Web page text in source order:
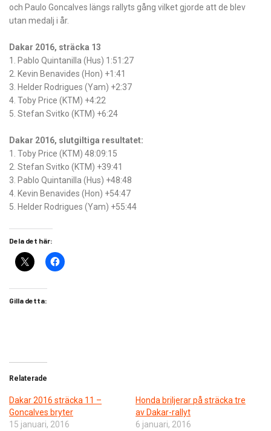
och Paulo Goncalves längs rallyts gång vilket gjorde att de blev
utan medalj i år.
Dakar 2016, sträcka 13
1. Pablo Quintanilla (Hus) 1:51:27
2. Kevin Benavides (Hon) +1:41
3. Helder Rodrigues (Yam) +2:37
4. Toby Price (KTM) +4:22
5. Stefan Svitko (KTM) +6:24
Dakar 2016, slutgiltiga resultatet:
1. Toby Price (KTM) 48:09:15
2. Stefan Svitko (KTM) +39:41
3. Pablo Quintanilla (Hus) +48:48
4. Kevin Benavides (Hon) +54:47
5. Helder Rodrigues (Yam) +55:44
Dela det här:
Gilla detta:
Relaterade
Dakar 2016 sträcka 11 –
Goncalves bryter
15 januari, 2016
Honda briljerar på sträcka tre
av Dakar-rallyt
6 januari, 2016